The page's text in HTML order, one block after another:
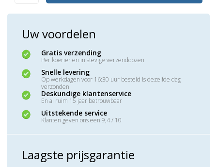
Uw voordelen
Gratis verzending
Per koerier en in stevige verzenddozen
Snelle levering
Op werkdagen voor 16:30 uur besteld is dezelfde dag
verzonden
Deskundige klantenservice
En al ruim 15 jaar betrouwbaar
Uitstekende service
Klanten geven ons een 9,4 / 10
Laagste prijsgarantie